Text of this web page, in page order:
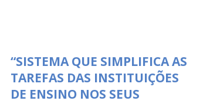
“SISTEMA QUE SIMPLIFICA AS
TAREFAS DAS INSTITUIÇÕES
DE ENSINO NOS SEUS